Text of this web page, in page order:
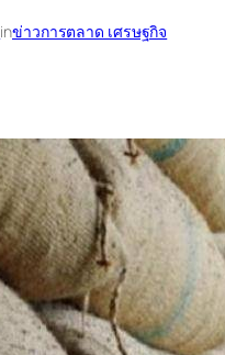
inข่าวการตลาด เศรษฐกิจ